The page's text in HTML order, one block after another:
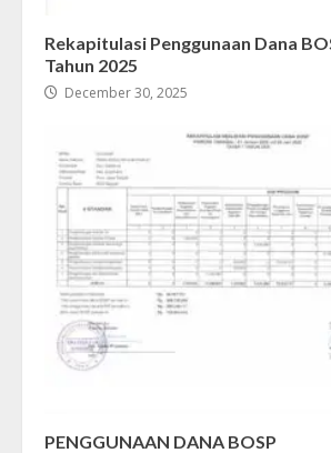
Rekapitulasi Penggunaan Dana
Tahun 2025
December 30, 2025
PENGGUNAAN DANA BOSP